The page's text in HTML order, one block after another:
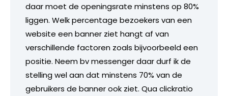
daar moet de openingsrate minstens op 80%
liggen. Welk percentage bezoekers van een
website een banner ziet hangt af van
verschillende factoren zoals bijvoorbeeld een
positie. Neem bv messenger daar durf ik de
stelling wel aan dat minstens 70% van de
gebruikers de banner ook ziet. Qua clickratio